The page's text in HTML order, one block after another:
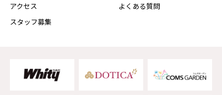
アクセス
スタッフ募集
よくある質問